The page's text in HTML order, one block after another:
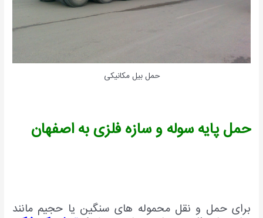
حمل بیل مکانیکی
حمل پایه سوله و سازه فلزی به اصفهان
برای حمل و نقل محموله های سنگین یا حجیم مانند